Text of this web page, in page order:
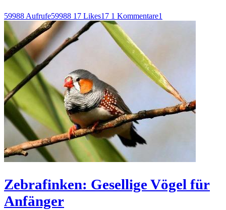
59988 Aufrufe59988 17 Likes17 1 Kommentare1
Zebrafinken: Gesellige Vögel für
Anfänger